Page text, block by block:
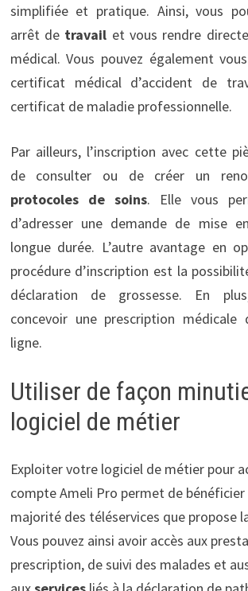
simplifiée et pratique. Ainsi, vous
arrêt de travail et vous rendre
médical. Vous pouvez également
certificat médical d’accident de
certificat de maladie professionnelle.
Par ailleurs, l’inscription avec cette
de consulter ou de créer un
protocoles de soins. Elle vous
d’adresser une demande de mise
longue durée. L’autre avantage en
procédure d’inscription est la
déclaration de grossesse. En
concevoir une prescription
ligne.
Utiliser de façon
logiciel de métier
Exploiter votre logiciel de métier pour
compte Ameli Pro permet de
majorité des téléservices que propose
Vous pouvez ainsi avoir accès aux
prescription, de suivi des malades et